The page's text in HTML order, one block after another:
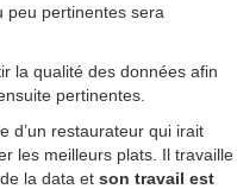
peu pertinentes sera
la qualité des données afin
pertinentes.
d’un restaurateur qui irait
les meilleurs plats. Il travaille
la data et son travail est